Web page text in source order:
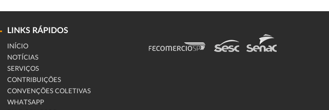
LINKS RÁPIDOS
INÍCIO
NOTÍCIAS
SERVIÇOS
CONTRIBUIÇÕES
CONVENÇÕES COLETIVAS
WHATSAPP